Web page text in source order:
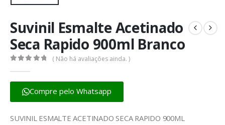
Suvinil Esmalte Acetinado
Seca Rapido 900ml Branco
( Não há avaliações ainda. )
Compre pelo Whatsapp
SUVINIL ESMALTE ACETINADO SECA RAPIDO 900ML